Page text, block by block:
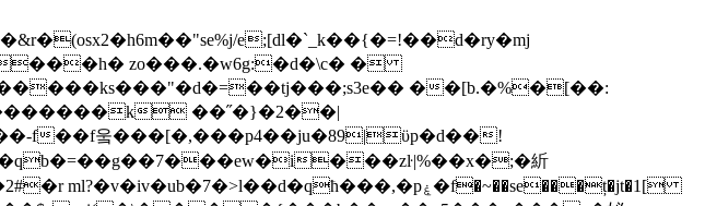
zo���.�w6g:�d�\c� �
��[b.�%�[��:
 ��˝�}�2��|
���zŀ|%��x�;�紤
e�`q>�:>h�j�5-�e�u�w��>2�s l�x'�#(f�6�x��st"%���q�ͅ �� �2#�r ml?�v�iv�ub�7�>l��d�qħ���,�pۼ�f�~��se���ț�jt�1[